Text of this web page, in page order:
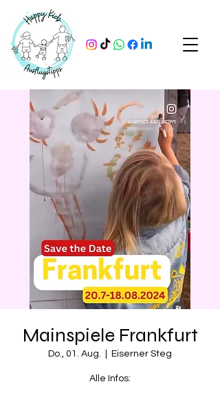
Mainspiele Frankfurt
Do., 01. Aug. Eiserner Steg
Alle Infos: